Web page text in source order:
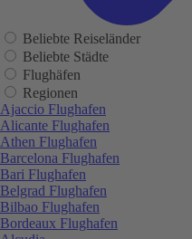
Beliebte Reiseländer
Beliebte Städte
Flughäfen
Regionen
Ajaccio Flughafen
Alicante Flughafen
Athen Flughafen
Barcelona Flughafen
Bari Flughafen
Belgrad Flughafen
Bilbao Flughafen
Bordeaux Flughafen